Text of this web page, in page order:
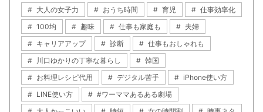
大人の女子力
おうち時間 育児
仕事効率化
100均
趣味 仕事も家庭も
夫婦
キャリアアップ
診断
仕事もおしゃれも
川口ゆかりの丁寧な暮らし
韓国
お料理レシピ代用
デジタル苦手
iPhone使い方
LINE使い方
#ワーママあるある劇場